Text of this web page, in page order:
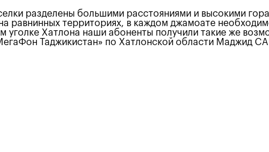
разделены большими расстояниями и высокими
равнинных территориях, в каждом джамоате
Хатлона наши абоненты получили такие же
Таджикистан» по Хатлонской области Маджид